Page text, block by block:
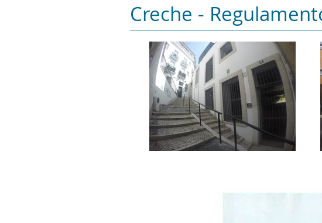
Creche -